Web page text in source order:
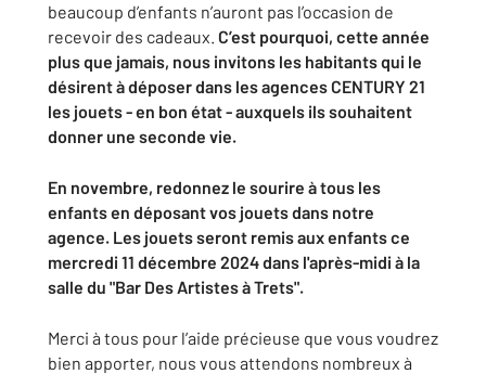
beaucoup d’enfants n’auront pas l’occasion de
recevoir des cadeaux. C’est pourquoi, cette année
plus que jamais, nous invitons les habitants qui le
désirent à déposer dans les agences CENTURY 21
les jouets - en bon état - auxquels ils souhaitent
donner une seconde vie.
En novembre, redonnez le sourire à tous les
enfants en déposant vos jouets dans notre
agence. Les jouets seront remis aux enfants ce
mercredi 11 décembre 2024 dans l'après-midi à la
salle du "Bar Des Artistes à Trets".
Merci à tous pour l’aide précieuse que vous voudrez
bien apporter, nous vous attendons nombreux à